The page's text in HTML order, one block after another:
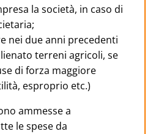
la società, in caso di
nei due anni precedenti
terreni agricoli, se
di forza maggiore
esproprio etc.)
ammesse a
le spese da